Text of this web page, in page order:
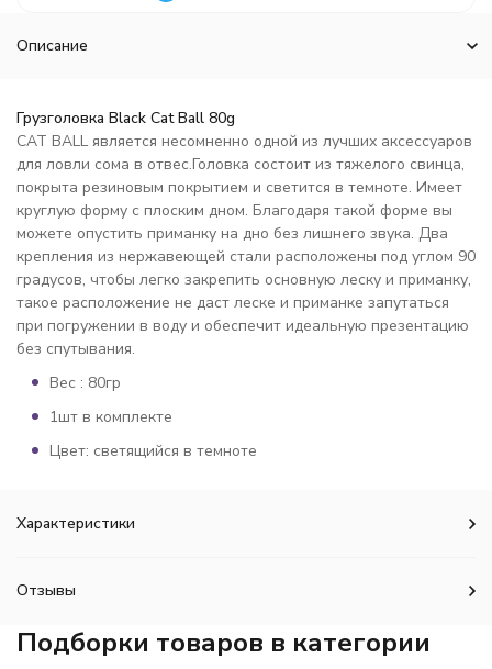
Описание
Грузголовка Black Cat Ball 80g
CAT BALL является несомненно одной из лучших аксессуаров
для ловли сома в отвес.Головка состоит из тяжелого свинца,
покрыта резиновым покрытием и светится в темноте. Имеет
круглую форму с плоским дном. Благодаря такой форме вы
можете опустить приманку на дно без лишнего звука. Два
крепления из нержавеющей стали расположены под углом 90
градусов, чтобы легко закрепить основную леску и приманку,
такое расположение не даст леске и приманке запутаться
при погружении в воду и обеспечит идеальную презентацию
без спутывания.
Вес : 80гр
1шт в комплекте
Цвет: светящийся в темноте
Характеристики
Отзывы
Подборки товаров в категории